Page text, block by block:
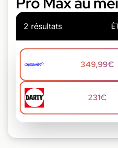
2 résultats
349,99€
231€